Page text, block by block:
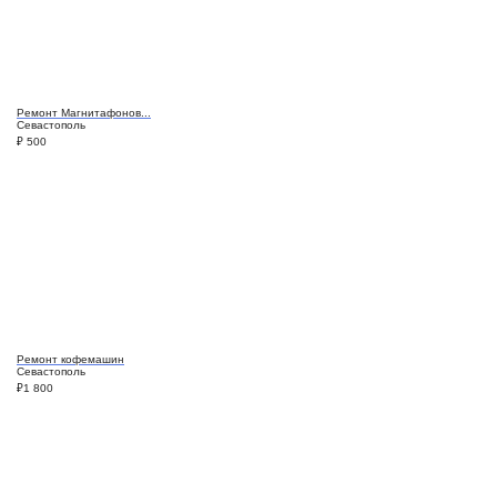
Ремонт Магнитафонов...
Севастополь
₽ 500
Ремонт кофемашин
Севастополь
₽1 800